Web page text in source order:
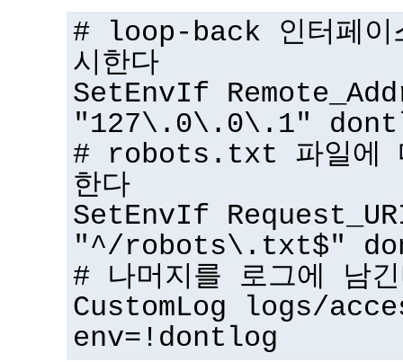
# loop-back 인터페이
시한다
SetEnvIf
"127\.0\.0\.1"
# robots.txt 파일에
한다
SetEnvIf
"^/robots\.txt$"
# 나머지를 로그에 남
CustomLog logs/
env=!dontlog